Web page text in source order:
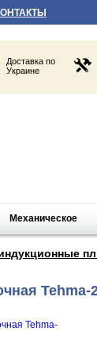
Доставка по
Украине
Механическое
Tehma-